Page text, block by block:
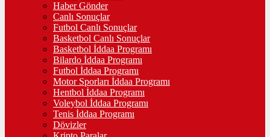
Haber Gönder
Canlı Sonuçlar
Futbol Canlı Sonuçlar
Basketbol Canlı Sonuçlar
Basketbol İddaa Programı
Bilardo İddaa Programı
Futbol İddaa Programı
Motor Sporları İddaa Programı
Hentbol İddaa Programı
Voleybol İddaa Programı
Tenis İddaa Programı
Dövizler